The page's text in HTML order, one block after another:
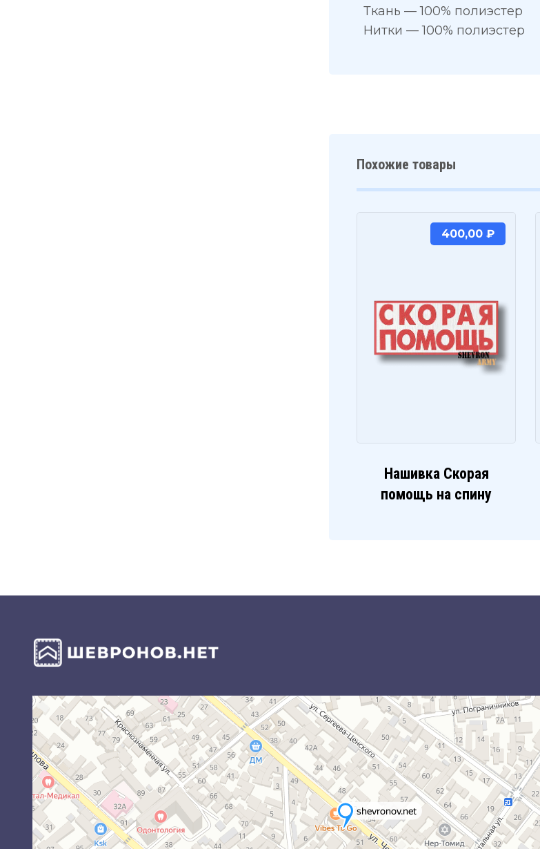
Ткань — 100% полиэстер
Нитки — 100% полиэстер
Похожие товары
Нашивка Скорая
помощь на спину
400,00 ₽